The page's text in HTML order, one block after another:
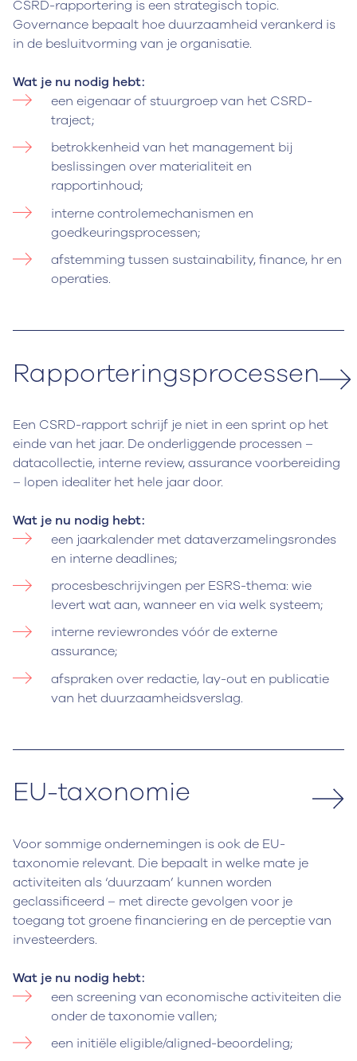
CSRD-rapportering is een strategisch topic.
Governance bepaalt hoe duurzaamheid verankerd is
in de besluitvorming van je organisatie.
Wat je nu nodig hebt:
een eigenaar of stuurgroep van het CSRD-
traject;
betrokkenheid van het management bij
beslissingen over materialiteit en
rapportinhoud;
interne controlemechanismen en
goedkeuringsprocessen;
afstemming tussen sustainability, finance, hr en
operaties.
Rapporteringsprocessen
Een CSRD-rapport schrijf je niet in een sprint op het
einde van het jaar. De onderliggende processen –
datacollectie, interne review, assurance voorbereiding
– lopen idealiter het hele jaar door.
Wat je nu nodig hebt:
een jaarkalender met dataverzamelingsrondes
en interne deadlines;
procesbeschrijvingen per ESRS-thema: wie
levert wat aan, wanneer en via welk systeem;
interne reviewrondes vóór de externe
assurance;
afspraken over redactie, lay-out en publicatie
van het duurzaamheidsverslag.
EU-taxonomie
Voor sommige ondernemingen is ook de EU-
taxonomie relevant. Die bepaalt in welke mate je
activiteiten als ‘duurzaam’ kunnen worden
geclassificeerd – met directe gevolgen voor je
toegang tot groene financiering en de perceptie van
investeerders.
Wat je nu nodig hebt:
een screening van economische activiteiten die
onder de taxonomie vallen;
een initiële eligible/aligned-beoordeling;